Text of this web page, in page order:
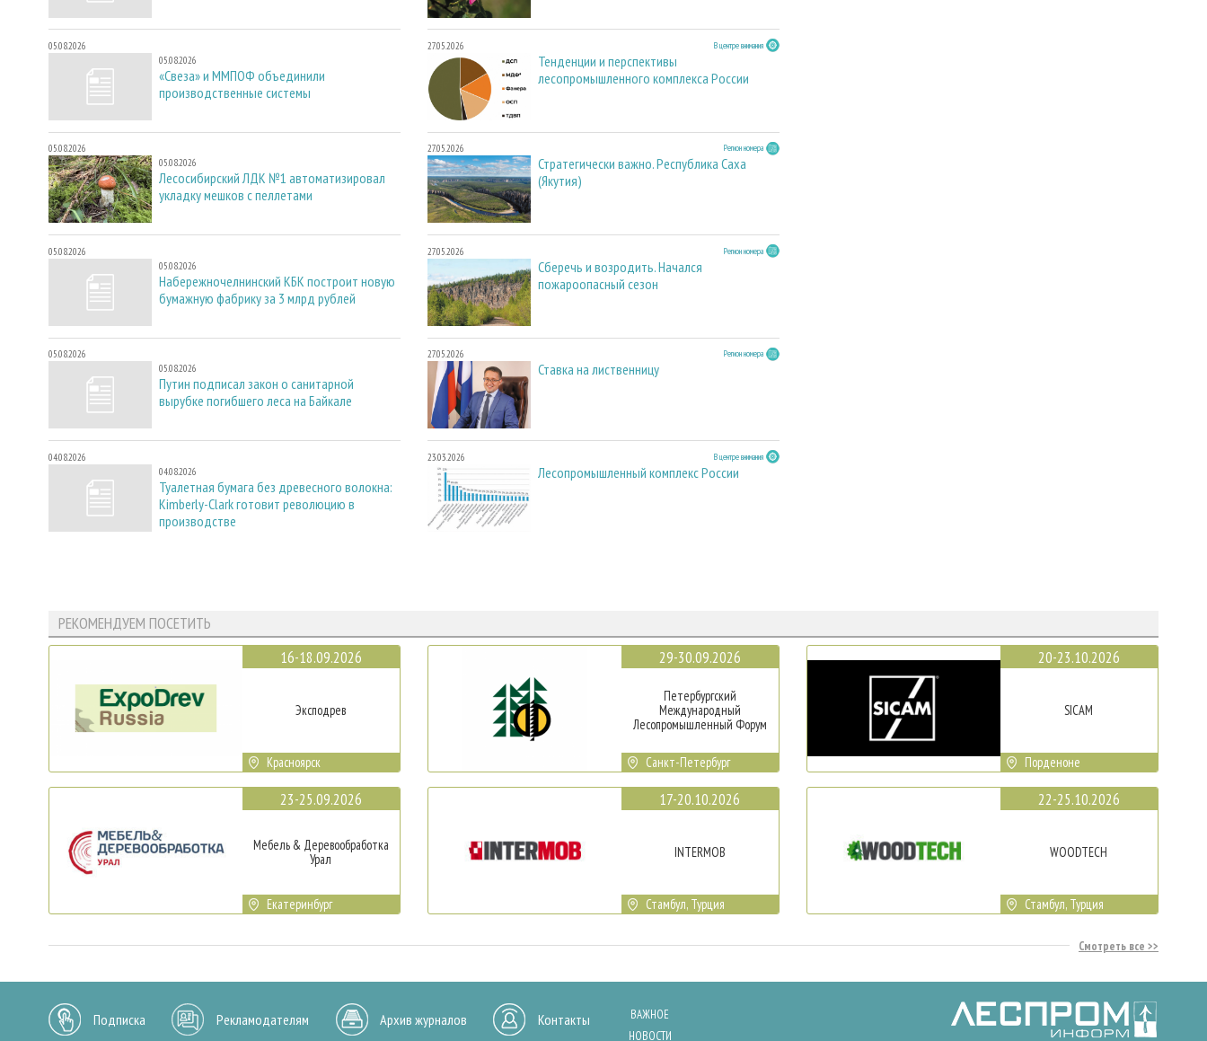
05.08.2026
05.08.2026
«Свеза» и ММПОФ объединили
производственные системы
05.08.2026
05.08.2026
Лесосибирский ЛДК №1 автоматизировал
укладку мешков с пеллетами
05.08.2026
05.08.2026
Набережночелнинский КБК построит новую
бумажную фабрику за 3 млрд рублей
05.08.2026
05.08.2026
Путин подписал закон о санитарной
вырубке погибшего леса на Байкале
04.08.2026
04.08.2026
Туалетная бумага без древесного волокна:
Kimberly-Clark готовит революцию в
производстве
27.05.2026 В центре внимания
Тенденции и перспективы
лесопромышленного комплекса России
27.05.2026 Регион номера
Стратегически важно. Республика Саха
(Якутия)
27.05.2026 Регион номера
Сберечь и возродить. Начался
пожароопасный сезон
27.05.2026 Регион номера
Ставка на лиственницу
23.03.2026 В центре внимания
Лесопромышленный комплекс России
РЕКОМЕНДУЕМ ПОСЕТИТЬ
16-18.09.2026
Эксподрев
Красноярск
23-25.09.2026
Мебель & Деревообработка
Урал
Екатеринбург
29-30.09.2026
Петербургский
Международный
Лесопромышленный Форум
Санкт-Петербург
17-20.10.2026
INTERMOB
Стамбул, Турция
20-23.10.2026
SICAM
Порденоне
22-25.10.2026
WOODTECH
Стамбул, Турция
Смотреть все
Подписка Рекламодателям Архив журналов Контакты
ВАЖНОЕ
НОВОСТИ